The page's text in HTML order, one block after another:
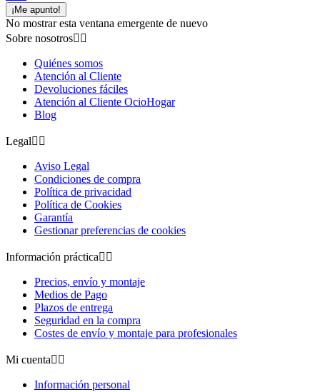
¡Me apunto!
No mostrar esta ventana emergente de nuevo
Sobre nosotros 
Quiénes somos
Atención al Cliente
Devoluciones fáciles
Atención al Cliente OcioHogar
Blog
Legal 
Aviso Legal
Condiciones de compra
Política de privacidad
Política de Cookies
Garantía
Gestionar preferencias de cookies
Información práctica 
Precios, envío y montaje
Medios de Pago
Plazos de entrega
Seguridad en la compra
Costes de envío y montaje para profesionales
Mi cuenta 
Información personal